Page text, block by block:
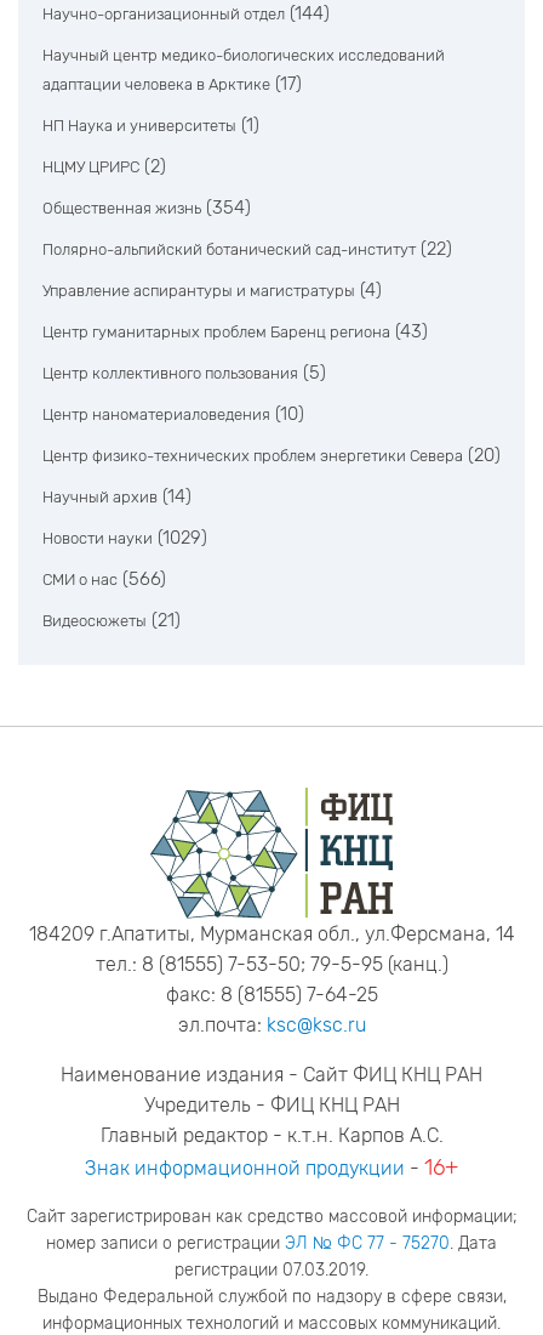
Научно-организационный отдел (144)
Научный центр медико-биологических исследований
адаптации человека в Арктике (17)
НП Наука и университеты (1)
НЦМУ ЦРИРС (2)
Общественная жизнь (354)
Полярно-альпийский ботанический сад-институт (22)
Управление аспирантуры и магистратуры (4)
Центр гуманитарных проблем Баренц региона (43)
Центр коллективного пользования (5)
Центр наноматериаловедения (10)
Центр физико-технических проблем энергетики Севера (20)
Научный архив (14)
Новости науки (1029)
СМИ о нас (566)
Видеосюжеты (21)
184209 г.Апатиты, Мурманская обл., ул.Ферсмана, 14
тел.: 8 (81555) 7-53-50; 79-5-95 (канц.)
факс: 8 (81555) 7-64-25
эл.почта: ksc@ksc.ru
Наименование издания - Сайт ФИЦ КНЦ РАН
Учредитель - ФИЦ КНЦ РАН
Главный редактор - к.т.н. Карпов А.С.
Знак информационной продукции - 16+
Сайт зарегистрирован как средство массовой информации;
номер записи о регистрации ЭЛ № ФС 77 - 75270. Дата
регистрации 07.03.2019.
Выдано Федеральной службой по надзору в сфере связи,
информационных технологий и массовых коммуникаций.